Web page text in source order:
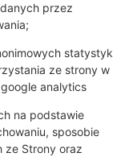
przez
statystyk
ze strony w
analytics
na podstawie
sposobie
ze Strony oraz